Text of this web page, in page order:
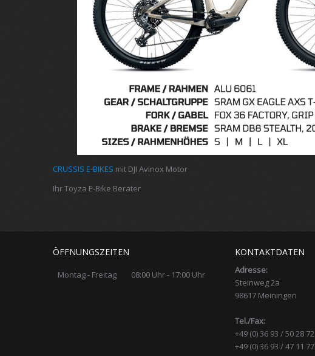
CRUSSIS E-BIKES mit DJI Avinox Motor
Ihr Toyza E-Bike Berater
ÖFFNUNGSZEITEN
Montag - Freitag 08:00 Uhr - 17:00 Uhr
KONTAKTDATEN
Adresse:
Steinweg 2a
98617 Meiningen
Tel./Fax:
+49 (0) 36 93 / 50 28 72
+49 (0) 36 93 / 47 11 77